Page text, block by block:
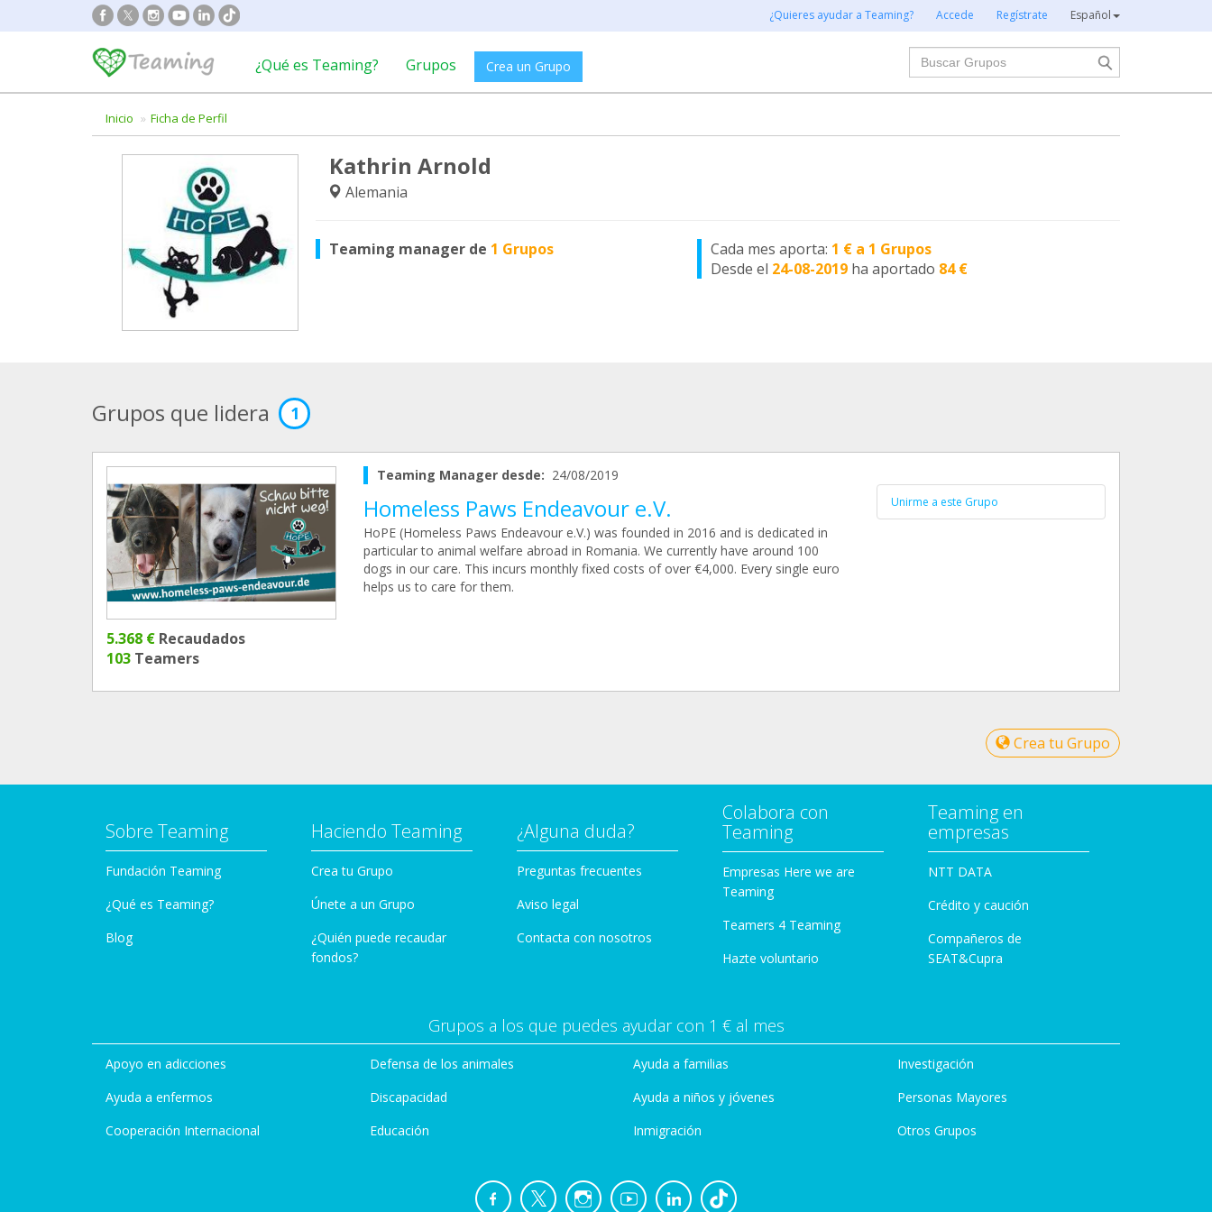
¿Quieres ayudar a Teaming? Accede Regístrate Español
¿Qué es Teaming? Grupos Crea un Grupo
Buscar
Inicio Ficha de Perfil
Kathrin Arnold
Alemania
Teaming manager de 1 Grupos Cada mes aporta: 1 € a 1 Grupos
Desde el 24-08-2019 ha aportado 84 €
Grupos que lidera 1
5.368 € Recaudados
103 Teamers
Teaming Manager desde: 24/08/2019
Homeless Paws Endeavour e.V.
HoPE (Homeless Paws Endeavour e.V.) was founded in 2016 and is dedicated in
particular to animal welfare abroad in Romania. We currently have around 100
dogs in our care. This incurs monthly fixed costs of over €4,000. Every single euro
helps us to care for them.
Unirme a este Grupo
Crea tu Grupo
Sobre Teaming
Fundación Teaming
¿Qué es Teaming?
Blog
Haciendo Teaming
Crea tu Grupo
Únete a un Grupo
¿Quién puede recaudar
fondos?
¿Alguna duda?
Preguntas frecuentes
Aviso legal
Contacta con nosotros
Colabora con
Teaming
Empresas Here we are
Teaming
Teamers 4 Teaming
Hazte voluntario
Teaming en
empresas
NTT DATA
Crédito y caución
Compañeros de
SEAT&Cupra
Grupos a los que puedes ayudar con 1 € al mes
Apoyo en adicciones
Ayuda a enfermos
Cooperación Internacional
Defensa de los animales
Discapacidad
Educación
Ayuda a familias
Ayuda a niños y jóvenes
Inmigración
Investigación
Personas Mayores
Otros Grupos